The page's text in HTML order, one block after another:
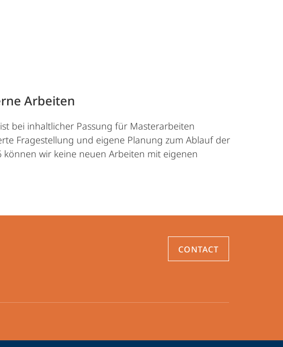
Arbeiten
bei inhaltlicher Passung für Masterarbeiten
Fragestellung und eigene Planung zum Ablauf der
können wir keine neuen Arbeiten mit eigenen
CONTACT